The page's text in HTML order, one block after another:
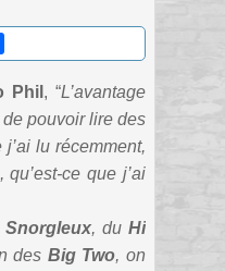
Phil , “L’avantage
de pouvoir lire des
j’ai lu récemment,
qu’est-ce que j’ai
Snorgleux, duHi
des Big Two, on